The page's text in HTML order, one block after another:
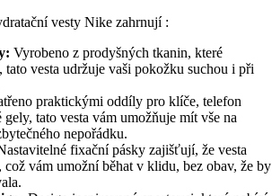
vesty Nike zahrnují :
Vyrobeno z prodyšných tkanin, které
vesta udržuje vaši pokožku suchou i při
praktickými oddíly pro klíče, telefon
gely, tato vesta vám umožňuje mít vše na
nepořádku.
fixační pásky zajišťují, že vesta
což vám umožní běhat v klidu, bez obav, že by